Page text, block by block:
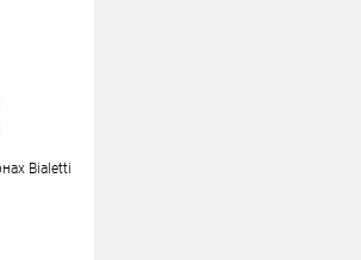
Bialetti